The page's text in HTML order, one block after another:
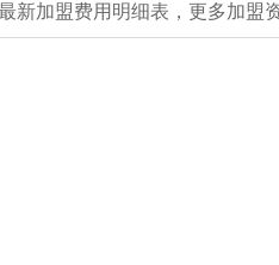
新加盟费用明细表，更多加盟